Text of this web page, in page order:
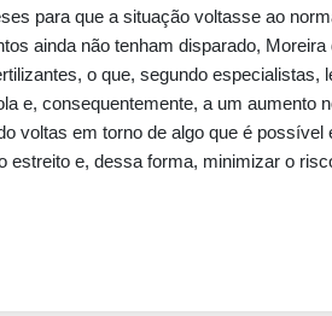
para que a situação voltasse ao
ainda não tenham disparado,
o que, segundo especialistas,
e, consequentemente, a um aumento
voltas em torno de algo que é possível
estreito e, dessa forma, minimizar o